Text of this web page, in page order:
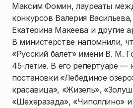
Максим Фомин, лауреаты
конкурсов Валерия
Екатерина Макеева и другие
В министерстве напомнили,
«Русский балет» имени В. М.
45-летие. В его репертуаре —
постановки «Лебединое
красавица», «Жизель»,
«Шехеразада», «Чиполлино» и